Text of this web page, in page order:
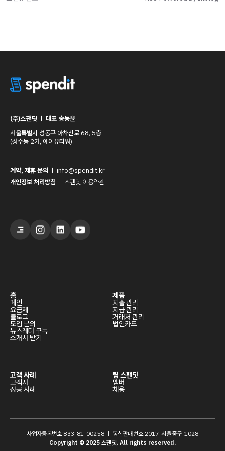
(주)스팬딧 ㅣ대표 송동윤
서울특별시 성동구 아차산로 68, 5층
(성수동 2가, 에이유타워)
계약, 제휴 문의 ㅣ info@spendit.kr
개인정보 처리방침 ㅣ 스팬딧 이용약관
홈
메인
요금제
블로그
도입 문의
뉴스레터 구독
소개서 받기
제품
지출 관리
지급 관리
거래처 관리
법인카드
고객 사례
고객사
성공 사례
팀 스팬딧
멤버
채용
사업자등록번호 833-81-00258 ㅣ 통신판매번호 2017-서울중구-1028
Copyright © 2025 스팬딧. All rights reserved.